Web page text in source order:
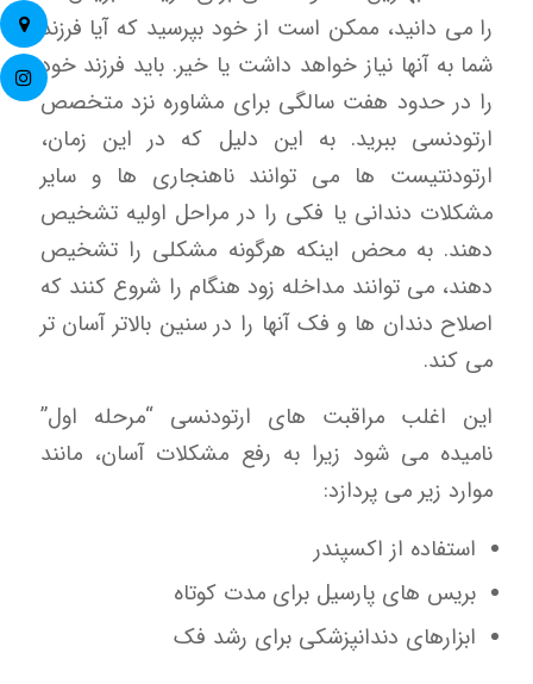
را می دانید، ممکن است از خود بپرسید که آیا فرزند
شما به آنها نیاز خواهد داشت یا خیر. باید فرزند خود
را در حدود هفت سالگی برای مشاوره نزد متخصص
ارتودنسی ببرید. به این دلیل که در این زمان،
ارتودنتیست ها می توانند ناهنجاری ها و سایر
مشکلات دندانی یا فکی را در مراحل اولیه تشخیص
دهند. به محض اینکه هرگونه مشکلی را تشخیص
دهند، می توانند مداخله زود هنگام را شروع کنند که
اصلاح دندان ها و فک آنها را در سنین بالاتر آسان تر
می کند.
این اغلب مراقبت های ارتودنسی “مرحله اول”
نامیده می شود زیرا به رفع مشکلات آسان، مانند
موارد زیر می پردازد:
استفاده از اکسپندر
بریس های پارسیل برای مدت کوتاه
ابزارهای دندانپزشکی برای رشد فک